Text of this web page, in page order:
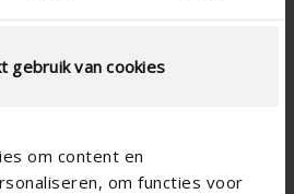
gebruik van cookies
om content en
om functies voor